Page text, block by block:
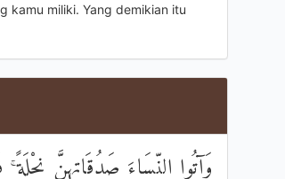
kamu miliki. Yang demikian itu
وَآتُوا النِّسَاءَ صَدُقَاتِهِنَّ